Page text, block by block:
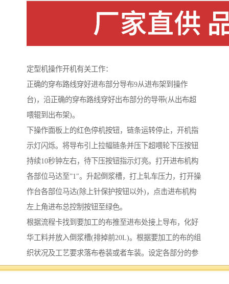
定型机操作开机有关工作：
正确的穿布路线穿好进布部分导布9从进布架到操作
台)，沿正确的穿布路线穿好出布部分的导带(从出布超
喂辊到出布架)。
下操作面板上的红色停机按钮，链条运转停止，开机指
示灯闪烁。将导布引上拉幅链条并压下超喂轮下压按钮
持续10秒钟左右，待下压按钮指示灯亮。打开进布机构
各部位马达至”1″。升起倒浆槽，打上轧车压力，打开操
作台各部位马达(除上针保护按钮以外)，点击进布机构
左上角进布总控制按钮至绿色。
根据流程卡找到要加工的布推至进布处接上导布，化好
华工料并放入倒浆槽(排掉前20L)。根据要加工的布的组
织状况及工艺要求落布卷装或者车装。设定各部分的参
数，根据要加工的布的纬斜情况预设整纬器中快/中慢，